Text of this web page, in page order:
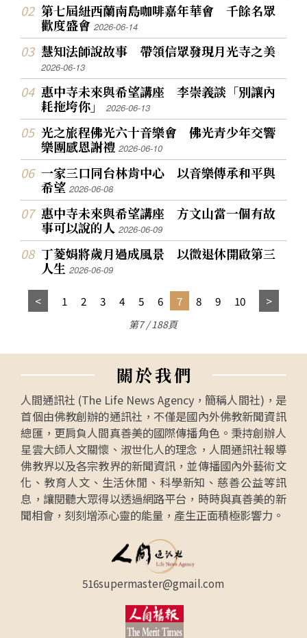
第七屆紐西蘭南島咖啡嘉年華會 千餘名眾
歡度盛會2026-06-14
慧知法師說故事 帶領信眾發現月光寺之美
2026-06-13
惠中寺未來與希望講座 李崇義談「別讓內
耗拖垮你」2026-06-13
光之旅程佛光六十音樂會 佛光青少年交響
樂團感恩謝禮2026-06-10
一家三口同台林肯中心 以音樂傳承和平與
希望2026-06-08
惠中寺未來與希望講座 方文山當一個有故
事可以說的人2026-06-09
丁菱娟將歲月過成風景 以微退休開啟第三
人生2026-06-09
1 2 3 4 5 6 7 8 9 10
第7 / 188頁
關於我們
人間通訊社 (The Life News Agency，簡稱人間社)，是
首個由佛教創辦的通訊社，不僅是國內外佛教新聞資訊
總匯，更肩負人間真善美的國際傳播角色。秉持創辦人
星雲大師人文關懷、淑世化人的理念，人間通訊社報導
佛教界以及各宗教界的新聞資訊，並傳播國內外藝術文
化、教育人文、生活休閒、科學新知、慈善公益等訊
息，讓閱聽大眾得以透過網路平台，時時與真善美的新
聞相會，刻刻增添心靈的能量，產生正面積極影響力。
516supermaster@gmail.com